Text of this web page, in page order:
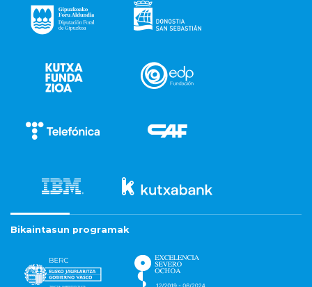
Bikaintasun programak